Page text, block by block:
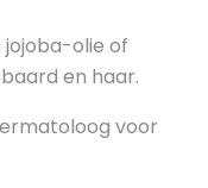
jojoba-olie of
en haar.
voor